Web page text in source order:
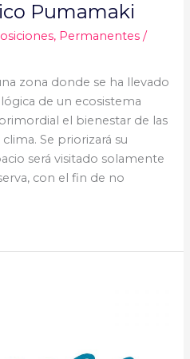
Pumamaki
, Permanentes /
zona donde se ha llevado
de un ecosistema
el bienestar de las
Se priorizará su
será visitado solamente
con el fin de no